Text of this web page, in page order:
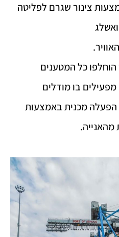
צינור שגרם לפליטה
הוחלפו כל המטענים
מפעילים בו מודלים
הפעלה מכנית באמצעות
מהאנייה.